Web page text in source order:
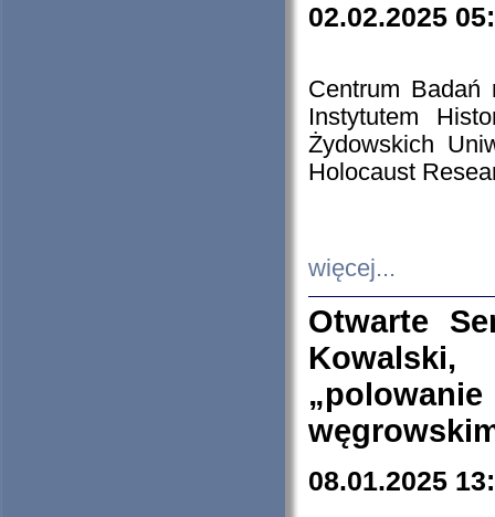
02.02.2025
Centrum Badań
Instytutem
Żydowskich
Holocaust
więcej...
Otwarte
08.01.2025